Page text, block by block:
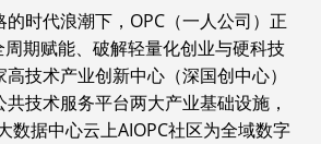
时代浪潮下，OPC（一人公司）正
期赋能、破解轻量化创业与硬科技
技术产业创新中心（深国创中心）
技术服务平台两大产业基础设施，
数据中心云上AIOPC社区为全域数字